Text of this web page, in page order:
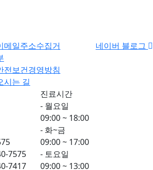
메일주소수집거
전보건경영방침
시는 길
네이버 블로그
7575
7417
진료시간
- 월요일
09:00 ~ 18:00
- 화~금
09:00 ~ 17:00
- 토요일
09:00 ~ 13:00